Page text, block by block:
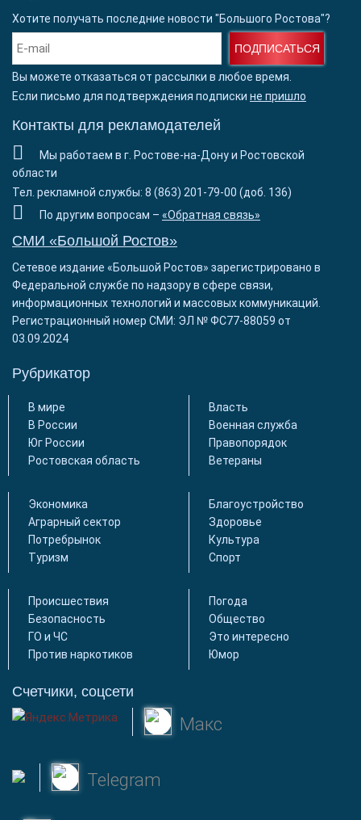
Хотите получать последние новости "Большого Ростова"?
ПОДПИСАТЬСЯ
Вы можете отказаться от рассылки в любое время.
Если письмо для подтверждения подписки не пришло
Контакты для рекламодателей
Мы работаем в г. Ростове-на-Дону и Ростовской
области
Тел. рекламной службы: 8 (863) 201-79-00 (доб. 136)
По другим вопросам – «Обратная связь»
СМИ «Большой Ростов»
Сетевое издание «Большой Ростов» зарегистрировано в
Федеральной службе по надзору в сфере связи,
информационных технологий и массовых коммуникаций.
Регистрационный номер СМИ: ЭЛ № ФС77-88059 от
03.09.2024
Рубрикатор
В мире
В России
Юг России
Ростовская область
Власть
Военная служба
Правопорядок
Ветераны
Экономика
Аграрный сектор
Потребрынок
Туризм
Благоустройство
Здоровье
Культура
Спорт
Происшествия
Безопасность
ГО и ЧС
Против наркотиков
Погода
Общество
Это интересно
Юмор
Счетчики, соцсети
Макс
Telegram